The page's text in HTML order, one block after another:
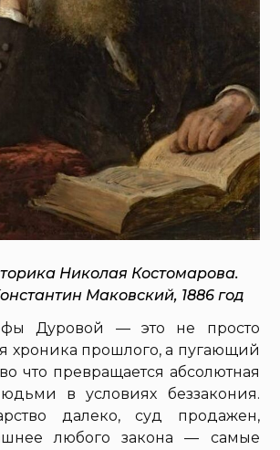
Николая Костомарова.
Маковский, 1886 год
Дуровой — это не просто
хроника прошлого, а пугающий
что превращается абсолютная
в условиях беззакония.
далеко, суд продажен,
любого закона — самые